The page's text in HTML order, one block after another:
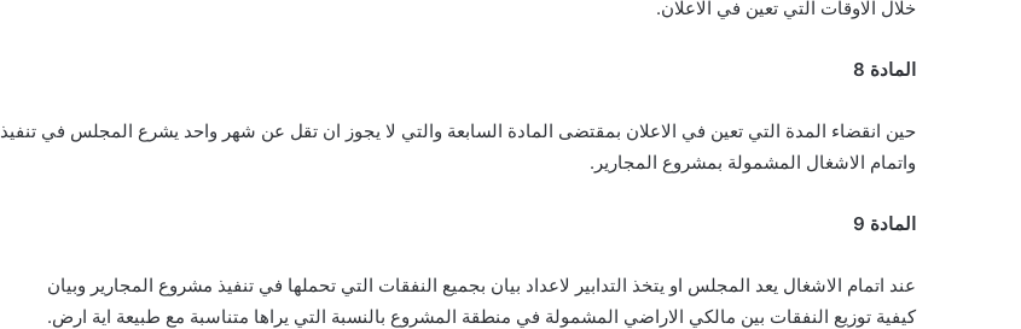
خلال الاوقات التي تعين في الاعلان.
المادة 8
حين انقضاء المدة التي تعين في الاعلان بمقتضى المادة السابعة والتي لا يجوز ان تقل عن شهر واحد يشرع المجلس في تنفيذ
واتمام الاشغال المشمولة بمشروع المجارير.
المادة 9
عند اتمام الاشغال يعد المجلس او يتخذ التدابير لاعداد بيان بجميع النفقات التي تحملها في تنفيذ مشروع المجارير وبيان
كيفية توزيع النفقات بين مالكي الاراضي المشمولة في منطقة المشروع بالنسبة التي يراها متناسبة مع طبيعة اية ارض.